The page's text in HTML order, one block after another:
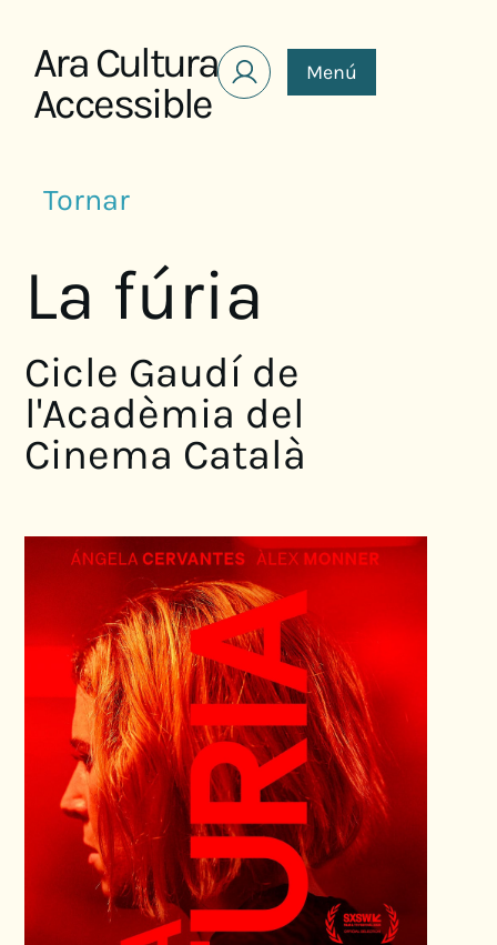
Ara Cultura
Accessible
Menú
Tornar
La fúria
Cicle Gaudí de
l'Acadèmia del
Cinema Català